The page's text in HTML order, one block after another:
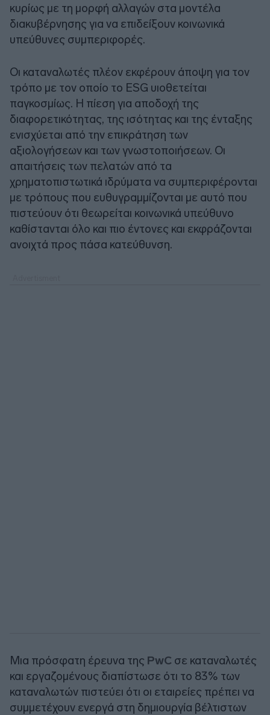
κυρίως με τη μορφή αλλαγών στα μοντέλα
διακυβέρνησης για να επιδείξουν κοινωνικά
υπεύθυνες συμπεριφορές.
Οι καταναλωτές πλέον εκφέρουν άποψη για τον
τρόπο με τον οποίο το ESG υιοθετείται
παγκοσμίως. Η πίεση για αποδοχή της
διαφορετικότητας, της ισότητας και της ένταξης
ενισχύεται από την επικράτηση των
αξιολογήσεων και των γνωστοποιήσεων. Οι
απαιτήσεις των πελατών από τα
χρηματοπιστωτικά ιδρύματα να συμπεριφέρονται
με τρόπους που ευθυγραμμίζονται με αυτό που
πιστεύουν ότι θεωρείται κοινωνικά υπεύθυνο
καθίστανται όλο και πιο έντονες και εκφράζονται
ανοιχτά προς πάσα κατεύθυνση.
Μια πρόσφατη έρευνα της PwC σε καταναλωτές
και εργαζομένους διαπίστωσε ότι το 83% των
καταναλωτών πιστεύει ότι οι εταιρείες πρέπει να
συμμετέχουν ενεργά στη δημιουργία βέλτιστων